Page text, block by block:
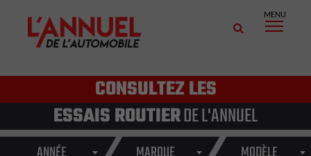
MENU
CONSULTEZ LES
ESSAIS ROUTIERDE L'ANNUEL